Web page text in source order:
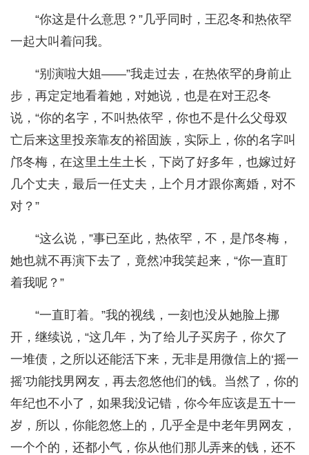
“你这是什么意思？”几乎同时，王忍冬和热依罕
一起大叫着问我。
“别演啦大姐——”我走过去，在热依罕的身前止
步，再定定地看着她，对她说，也是在对王忍冬
说，“你的名字，不叫热依罕，你也不是什么父母双
亡后来这里投亲靠友的裕固族，实际上，你的名字叫
邝冬梅，在这里土生土长，下岗了好多年，也嫁过好
几个丈夫，最后一任丈夫，上个月才跟你离婚，对不
对？”
“这么说，”事已至此，热依罕，不，是邝冬梅，
她也就不再演下去了，竟然冲我笑起来，“你一直盯
着我呢？”
“一直盯着。”我的视线，一刻也没从她脸上挪
开，继续说，“这几年，为了给儿子买房子，你欠了
一堆债，之所以还能活下来，无非是用微信上的‘摇一
摇’功能找男网友，再去忽悠他们的钱。当然了，你的
年纪也不小了，如果我没记错，你今年应该是五十一
岁，所以，你能忽悠上的，几乎全是中老年男网友，
一个个的，还都小气，你从他们那儿弄来的钱，还不